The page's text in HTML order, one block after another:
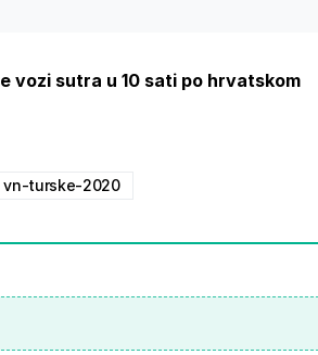
vozi sutra u 10 sati po hrvatskom
vn-turske-2020